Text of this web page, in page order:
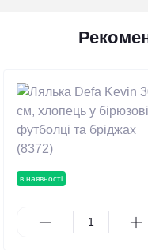
в наявності